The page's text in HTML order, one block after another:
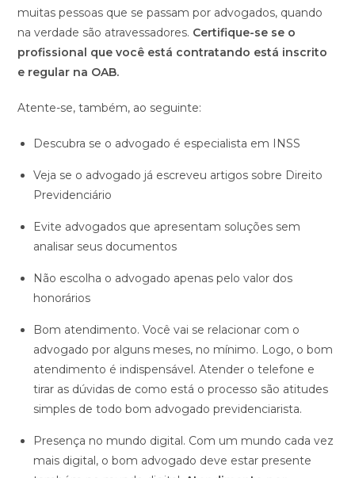
muitas pessoas que se passam por advogados, quando
na verdade são atravessadores. Certifique-se se o
profissional que você está contratando está inscrito
e regular na OAB.
Atente-se, também, ao seguinte:
Descubra se o advogado é especialista em INSS
Veja se o advogado já escreveu artigos sobre Direito
Previdenciário
Evite advogados que apresentam soluções sem
analisar seus documentos
Não escolha o advogado apenas pelo valor dos
honorários
Bom atendimento. Você vai se relacionar com o
advogado por alguns meses, no mínimo. Logo, o bom
atendimento é indispensável. Atender o telefone e
tirar as dúvidas de como está o processo são atitudes
simples de todo bom advogado previdenciarista.
Presença no mundo digital. Com um mundo cada vez
mais digital, o bom advogado deve estar presente